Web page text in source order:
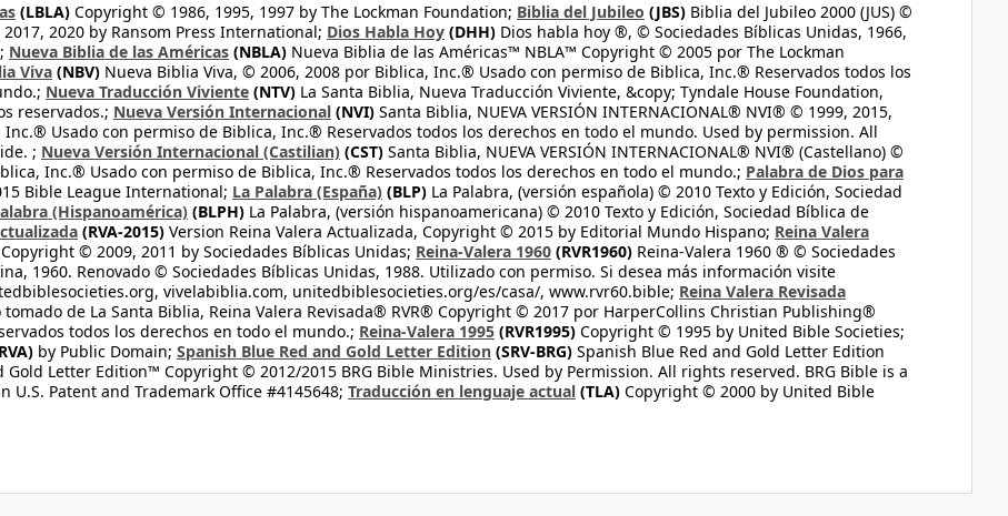
(LBLA) Copyright © 1986, 1995, 1997 by The Lockman Foundation; Biblia del Jubileo (JBS) Biblia del Jubileo 2000 (JUS) ©
2017, 2020 by Ransom Press International; Dios Habla Hoy (DHH) Dios habla hoy ®, © Sociedades Bíblicas Unidas, 1966,
Nueva Biblia de las Américas (NBLA) Nueva Biblia de las Américas™ NBLA™ Copyright © 2005 por The Lockman
Viva (NBV) Nueva Biblia Viva, © 2006, 2008 por Biblica, Inc.® Usado con permiso de Biblica, Inc.® Reservados todos los
Nueva Traducción Viviente (NTV) La Santa Biblia, Nueva Traducción Viviente, &copy; Tyndale House Foundation,
reservados.; Nueva Versión Internacional (NVI) Santa Biblia, NUEVA VERSIÓN INTERNACIONAL® NVI® © 1999, 2015,
Usado con permiso de Biblica, Inc.® Reservados todos los derechos en todo el mundo. Used by permission. All
; Nueva Versión Internacional (Castilian) (CST) Santa Biblia, NUEVA VERSIÓN INTERNACIONAL® NVI® (Castellano) ©
Inc.® Usado con permiso de Biblica, Inc.® Reservados todos los derechos en todo el mundo.; Palabra de Dios para
Bible League International; La Palabra (España) (BLP) La Palabra, (versión española) © 2010 Texto y Edición, Sociedad
(Hispanoamérica) (BLPH) La Palabra, (versión hispanoamericana) © 2010 Texto y Edición, Sociedad Bíblica de
(RVA-2015) Version Reina Valera Actualizada, Copyright © 2015 by Editorial Mundo Hispano; Reina Valera
Copyright © 2009, 2011 by Sociedades Bíblicas Unidas; Reina-Valera 1960 (RVR1960) Reina-Valera 1960 ® © Sociedades
1960. Renovado © Sociedades Bíblicas Unidas, 1988. Utilizado con permiso. Si desea más información visite
vivelabiblia.com, unitedbiblesocieties.org/es/casa/, www.rvr60.bible; Reina Valera Revisada
tomado de La Santa Biblia, Reina Valera Revisada® RVR® Copyright © 2017 por HarperCollins Christian Publishing®
todos los derechos en todo el mundo.; Reina-Valera 1995 (RVR1995) Copyright © 1995 by United Bible Societies;
by Public Domain; Spanish Blue Red and Gold Letter Edition (SRV-BRG) Spanish Blue Red and Gold Letter Edition
Gold Letter Edition™ Copyright © 2012/2015 BRG Bible Ministries. Used by Permission. All rights reserved. BRG Bible is a
U.S. Patent and Trademark Office #4145648; Traducción en lenguaje actual (TLA) Copyright © 2000 by United Bible